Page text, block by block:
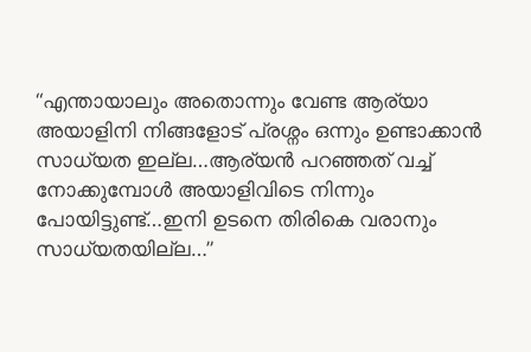
“എന്തായാലും അതൊന്നും വേണ്ട ആര്യാ
അയാളിനി നിങ്ങളോട് പ്രശ്നം ഒന്നും ഉണ്ടാക്കാൻ
സാധ്യത ഇല്ല…ആര്യൻ പറഞ്ഞത് വച്ച്
നോക്കുമ്പോൾ അയാളിവിടെ നിന്നും
പോയിട്ടുണ്ട്…ഇനി ഉടനെ തിരികെ വരാനും
സാധ്യതയില്ല…”